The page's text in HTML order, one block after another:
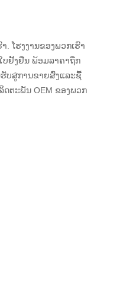
ໂຮງງານຂອງພວກເຮົາ
ບຢັ້ງຢືນ ພ້ອມລາຄາຖືກ
ບສູ່ການຂາຍສົ່ງແລະຊື້
ດຕະພັນ OEM ຂອງພວກ